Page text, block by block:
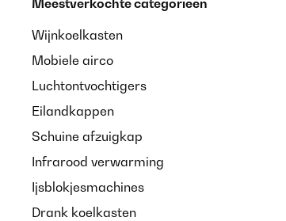
Meestverkochte categorieën
Wijnkoelkasten
Mobiele airco
Luchtontvochtigers
Eilandkappen
Schuine afzuigkap
Infrarood verwarming
Ijsblokjesmachines
Drank koelkasten